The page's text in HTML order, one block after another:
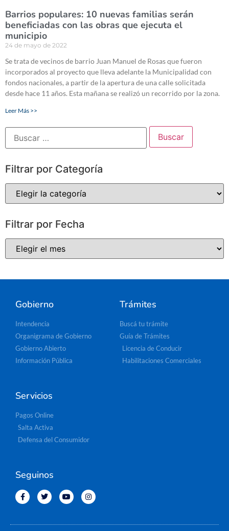
Barrios populares: 10 nuevas familias serán
beneficiadas con las obras que ejecuta el
municipio
24 de mayo de 2022
Se trata de vecinos de barrio Juan Manuel de Rosas que fueron
incorporados al proyecto que lleva adelante la Municipalidad con
fondos nacionales, a partir de la apertura de una calle solicitada
desde hace 11 años. Esta mañana se realizó un recorrido por la zona.
Leer Más >>
Filtrar por Categoría
Filtrar por Fecha
Gobierno
Intendencia
Organigrama de Gobierno
Gobierno Abierto
Información Pública
Trámites
Buscá tu trámite
Guía de Trámites
Licencia de Conducir
Habilitaciones Comerciales
Servicios
Pagos Online
Salta Activa
Defensa del Consumidor
Seguinos